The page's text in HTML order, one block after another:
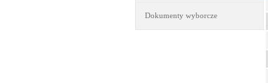
Dokumenty wyborcze